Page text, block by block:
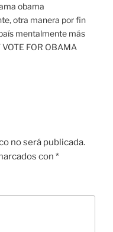
obama
otra manera por fin
mentalmente más
FOR OBAMA
no será publicada.
con *